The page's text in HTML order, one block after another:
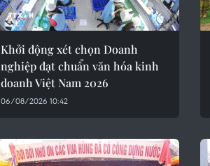
Khởi động xét chọn Doanh
nghiệp đạt chuẩn văn hóa kinh
doanh Việt Nam 2026
06/08/2026 10:42